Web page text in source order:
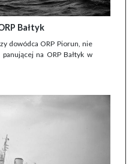
Bałtyk
dowódca ORP Piorun, nie
na ORP Bałtyk w